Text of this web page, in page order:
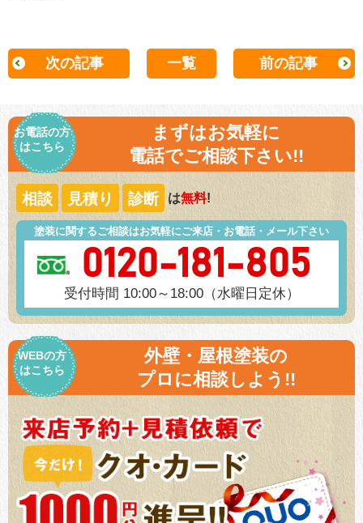
次の記事 一覧 前の記事
お電話の方
はこちら
まずはお気軽に
電話でご相談下さい!!
相談 見積り 診断 は無料!
塗装に関するご相談はお気軽にご来店・お電話・メール下さい
0120-181-805
受付時間 10:00～18:00（水曜日定休）
WEBの方
はこちら
外壁・屋根塗装の
プロに相談しよう!!